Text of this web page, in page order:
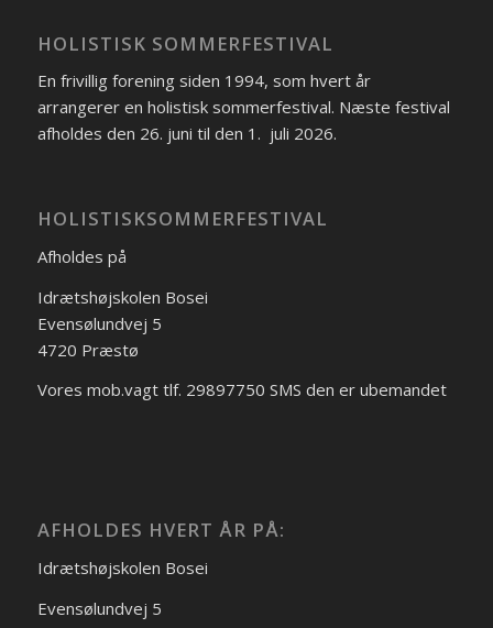
HOLISTISK SOMMERFESTIVAL
En frivillig forening siden 1994, som hvert år
arrangerer en holistisk sommerfestival. Næste festival
afholdes den 26. juni til den 1. juli 2026.
HOLISTISKSOMMERFESTIVAL
Afholdes på
Idrætshøjskolen Bosei
Evensølundvej 5
4720 Præstø
Vores mob.vagt tlf. 29897750 SMS den er ubemandet
AFHOLDES HVERT ÅR PÅ:
Idrætshøjskolen Bosei
Evensølundvej 5